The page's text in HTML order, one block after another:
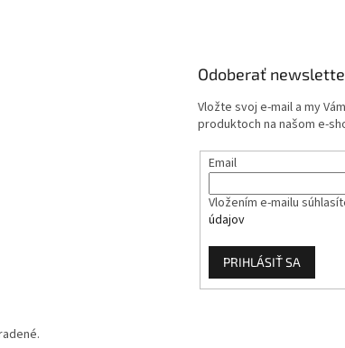
Odoberať
Vložte svoj e-mail a my
produktoch na našom e-
Email
Vložením e-mailu
údajov
PRIHLÁSIŤ SA